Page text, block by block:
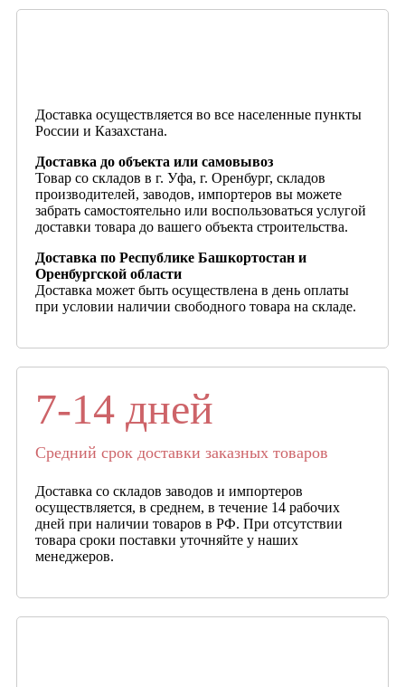
Доставка осуществляется во все населенные пункты
России и Казахстана.
Доставка до объекта или самовывоз
Товар со складов в г. Уфа, г. Оренбург, складов
производителей, заводов, импортеров вы можете
забрать самостоятельно или воспользоваться услугой
доставки товара до вашего объекта строительства.
Доставка по Республике Башкортостан и
Оренбургской области
Доставка может быть осуществлена в день оплаты
при условии наличии свободного товара на складе.
7-14 дней
Средний срок доставки заказных товаров
Доставка со складов заводов и импортеров
осуществляется, в среднем, в течение 14 рабочих
дней при наличии товаров в РФ. При отсутствии
товара сроки поставки уточняйте у наших
менеджеров.